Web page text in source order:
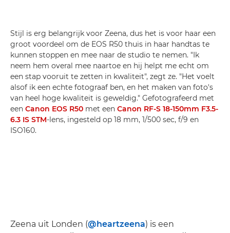
Stijl is erg belangrijk voor Zeena, dus het is voor haar een
groot voordeel om de EOS R50 thuis in haar handtas te
kunnen stoppen en mee naar de studio te nemen. "Ik
neem hem overal mee naartoe en hij helpt me echt om
een stap vooruit te zetten in kwaliteit", zegt ze. "Het voelt
alsof ik een echte fotograaf ben, en het maken van foto's
van heel hoge kwaliteit is geweldig." Gefotografeerd met
een Canon EOS R50 met een Canon RF-S 18-150mm F3.5-
6.3 IS STM-lens, ingesteld op 18 mm, 1/500 sec, f/9 en
ISO160.
Zeena uit Londen (@heartzeena) is een